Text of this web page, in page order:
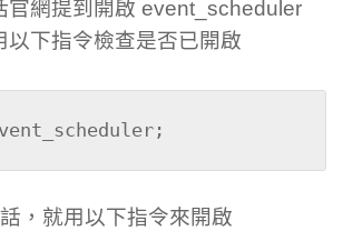
官網提到開啟 event_scheduler
以下指令檢查是否已開啟
，就用以下指令來開啟